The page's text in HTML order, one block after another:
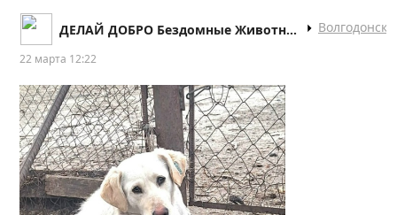
ДЕЛАЙ ДОБРО Бездомные Животные Волгодонска Волгодонск
22 марта 12:22